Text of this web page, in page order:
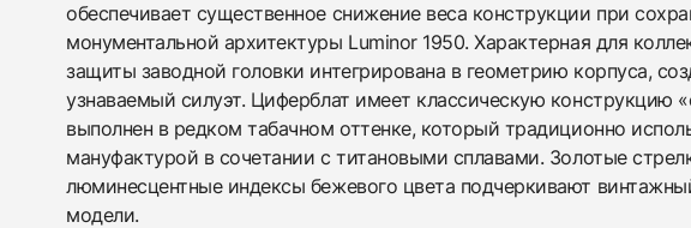
обеспечивает существенное снижение веса конструкции при
монументальной архитектуры Luminor 1950. Характерная для
защиты заводной головки интегрирована в геометрию корпуса,
узнаваемый силуэт. Циферблат имеет классическую конструкцию
выполнен в редком табачном оттенке, который традиционно
мануфактурой в сочетании с титановыми сплавами. Золотые
люминесцентные индексы бежевого цвета подчеркивают
модели.
Оставьте ваши
вами
Трейд-
Оставьте ваши
вами